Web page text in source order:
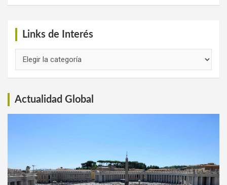
Links de Interés
Actualidad Global